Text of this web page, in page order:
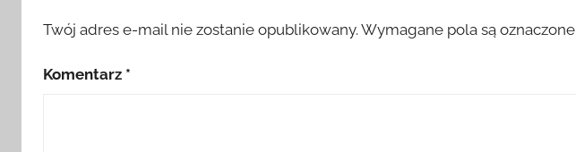
Twój adres e-mail nie zostanie opublikowany. Wymagane pola są oznaczone
Komentarz *